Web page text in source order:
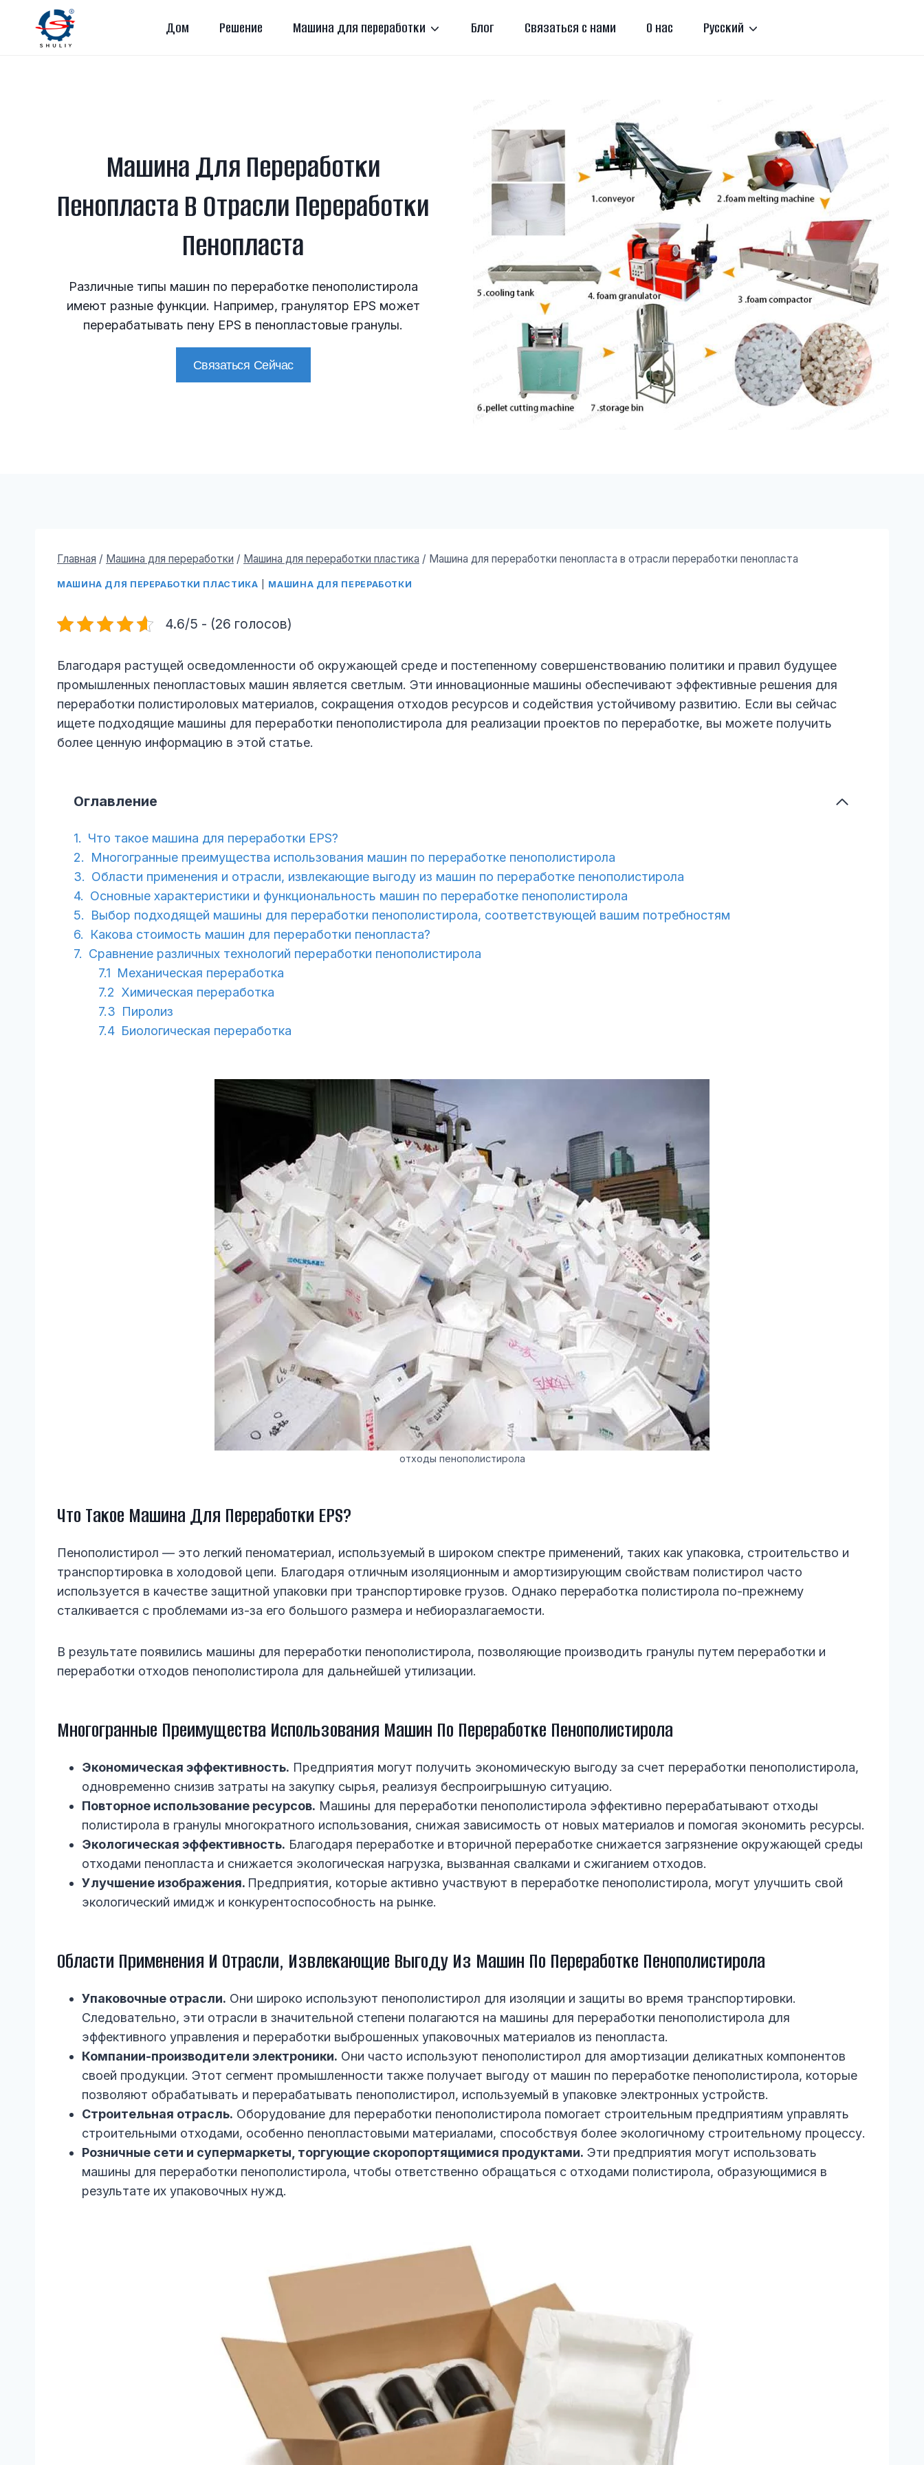
Перейти
содержимому
Дом Решение Машина для переработки Блог Связаться с нами О нас Русский
Машина Для Переработки
Пенопласта В Отрасли Переработки
Пенопласта
Различные типы машин по переработке пенополистирола
имеют разные функции. Например, гранулятор EPS может
перерабатывать пену EPS в пенопластовые гранулы.
Связаться Сейчас
Главная / Машина для переработки / Машина для переработки пластика / Машина для переработки пенопласта в отрасли переработки пенопласта
МАШИНА ДЛЯ ПЕРЕРАБОТКИ ПЛАСТИКА МАШИНА ДЛЯ ПЕРЕРАБОТКИ
4.6/5 - (26 голосов)
Благодаря растущей осведомленности об окружающей среде и постепенному совершенствованию политики и правил будущее
промышленных пенопластовых машин является светлым. Эти инновационные машины обеспечивают эффективные решения для
переработки полистироловых материалов, сокращения отходов ресурсов и содействия устойчивому развитию. Если вы сейчас
ищете подходящие машины для переработки пенополистирола для реализации проектов по переработке, вы можете получить
более ценную информацию в этой статье.
Оглавление
Что такое машина для переработки EPS?
Многогранные преимущества использования машин по переработке пенополистирола
Области применения и отрасли, извлекающие выгоду из машин по переработке пенополистирола
Основные характеристики и функциональность машин по переработке пенополистирола
Выбор подходящей машины для переработки пенополистирола, соответствующей вашим потребностям
Какова стоимость машин для переработки пенопласта?
Сравнение различных технологий переработки пенополистирола
Механическая переработка
Химическая переработка
Пиролиз
Биологическая переработка
отходы пенополистирола
Что Такое Машина Для Переработки EPS?
Пенополистирол — это легкий пеноматериал, используемый в широком спектре применений, таких как упаковка, строительство и
транспортировка в холодовой цепи. Благодаря отличным изоляционным и амортизирующим свойствам полистирол часто
используется в качестве защитной упаковки при транспортировке грузов. Однако переработка полистирола по-прежнему
сталкивается с проблемами из-за его большого размера и небиоразлагаемости.
В результате появились машины для переработки пенополистирола, позволяющие производить гранулы путем переработки и
переработки отходов пенополистирола для дальнейшей утилизации.
Многогранные Преимущества Использования Машин По Переработке Пенополистирола
Экономическая эффективность. Предприятия могут получить экономическую выгоду за счет переработки пенополистирола,
одновременно снизив затраты на закупку сырья, реализуя беспроигрышную ситуацию.
Повторное использование ресурсов. Машины для переработки пенополистирола эффективно перерабатывают отходы
полистирола в гранулы многократного использования, снижая зависимость от новых материалов и помогая экономить ресурсы.
Экологическая эффективность. Благодаря переработке и вторичной переработке снижается загрязнение окружающей среды
отходами пенопласта и снижается экологическая нагрузка, вызванная свалками и сжиганием отходов.
Улучшение изображения. Предприятия, которые активно участвуют в переработке пенополистирола, могут улучшить свой
экологический имидж и конкурентоспособность на рынке.
Области Применения И Отрасли, Извлекающие Выгоду Из Машин По Переработке Пенополистирола
Упаковочные отрасли. Они широко используют пенополистирол для изоляции и защиты во время транспортировки.
Следовательно, эти отрасли в значительной степени полагаются на машины для переработки пенополистирола для
эффективного управления и переработки выброшенных упаковочных материалов из пенопласта.
Компании-производители электроники. Они часто используют пенополистирол для амортизации деликатных компонентов
своей продукции. Этот сегмент промышленности также получает выгоду от машин по переработке пенополистирола, которые
позволяют обрабатывать и перерабатывать пенополистирол, используемый в упаковке электронных устройств.
Строительная отрасль. Оборудование для переработки пенополистирола помогает строительным предприятиям управлять
строительными отходами, особенно пенопластовыми материалами, способствуя более экологичному строительному процессу.
Розничные сети и супермаркеты, торгующие скоропортящимися продуктами. Эти предприятия могут использовать
машины для переработки пенополистирола, чтобы ответственно обращаться с отходами полистирола, образующимися в
результате их упаковочных нужд.